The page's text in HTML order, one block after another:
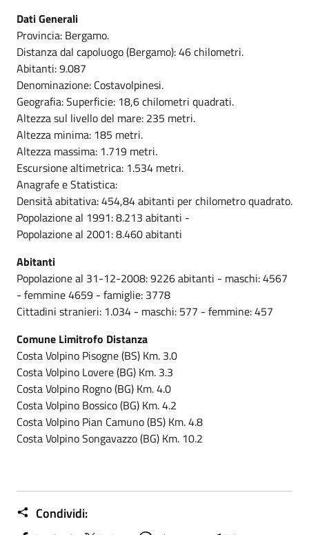
Dati Generali
Provincia: Bergamo.
Distanza dal capoluogo (Bergamo): 46 chilometri.
Abitanti: 9.087
Denominazione: Costavolpinesi.
Geografia: Superficie: 18,6 chilometri quadrati.
Altezza sul livello del mare: 235 metri.
Altezza minima: 185 metri.
Altezza massima: 1.719 metri.
Escursione altimetrica: 1.534 metri.
Anagrafe e Statistica:
Densità abitativa: 454,84 abitanti per chilometro quadrato.
Popolazione al 1991: 8.213 abitanti -
Popolazione al 2001: 8.460 abitanti
Abitanti
Popolazione al 31-12-2008: 9226 abitanti - maschi: 4567
- femmine 4659 - famiglie: 3778
Cittadini stranieri: 1.034 - maschi: 577 - femmine: 457
Comune Limitrofo Distanza
Costa Volpino Pisogne (BS) Km. 3.0
Costa Volpino Lovere (BG) Km. 3.3
Costa Volpino Rogno (BG) Km. 4.0
Costa Volpino Bossico (BG) Km. 4.2
Costa Volpino Pian Camuno (BS) Km. 4.8
Costa Volpino Songavazzo (BG) Km. 10.2
Condividi: